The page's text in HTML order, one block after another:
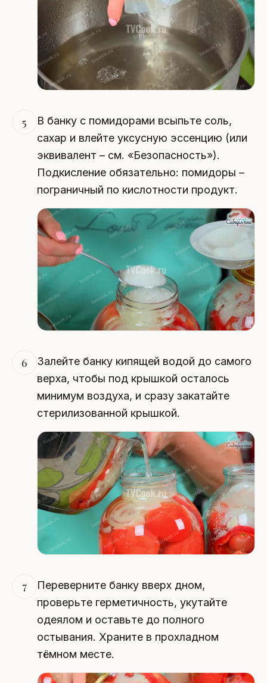
5
В банку с помидорами всыпьте соль,
сахар и влейте уксусную эссенцию (или
эквивалент – см. «Безопасность»).
Подкисление обязательно: помидоры –
пограничный по кислотности продукт.
6
Залейте банку кипящей водой до самого
верха, чтобы под крышкой осталось
минимум воздуха, и сразу закатайте
стерилизованной крышкой.
7
Переверните банку вверх дном,
проверьте герметичность, укутайте
одеялом и оставьте до полного
остывания. Храните в прохладном
тёмном месте.